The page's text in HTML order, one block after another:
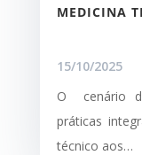
MEDICINA
15/10/2025
O cenário
práticas
técnico aos…